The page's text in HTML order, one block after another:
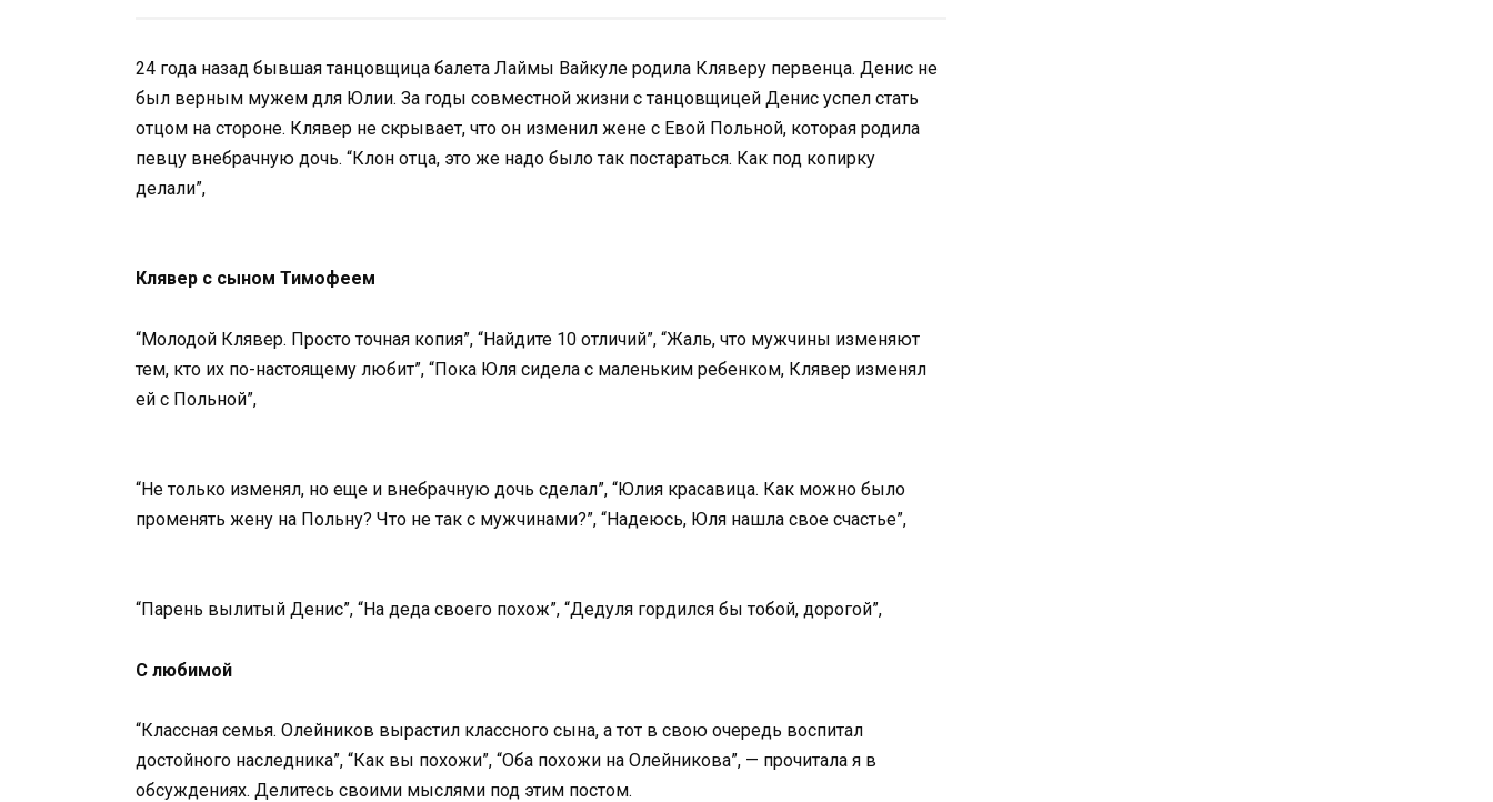
24 года назад бывшая танцовщица балета Лаймы Вайкуле родила Кляверу первенца. Денис не
был верным мужем для Юлии. За годы совместной жизни с танцовщицей Денис успел стать
отцом на стороне. Клявер не скрывает, что он изменил жене с Евой Польной, которая родила
певцу внебрачную дочь. “Клон отца, это же надо было так постараться. Как под копирку
делали”,
Клявер с сыном Тимофеем
“Молодой Клявер. Просто точная копия”, “Найдите 10 отличий”, “Жаль, что мужчины изменяют
тем, кто их по-настоящему любит”, “Пока Юля сидела с маленьким ребенком, Клявер изменял
ей с Польной”,
“Не только изменял, но еще и внебрачную дочь сделал”, “Юлия красавица. Как можно было
променять жену на Польну? Что не так с мужчинами?”, “Надеюсь, Юля нашла свое счастье”,
“Парень вылитый Денис”, “На деда своего похож”, “Дедуля гордился бы тобой, дорогой”,
С любимой
“Классная семья. Олейников вырастил классного сына, а тот в свою очередь воспитал
достойного наследника”, “Как вы похожи”, “Оба похожи на Олейникова”, — прочитала я в
обсуждениях. Делитесь своими мыслями под этим постом.